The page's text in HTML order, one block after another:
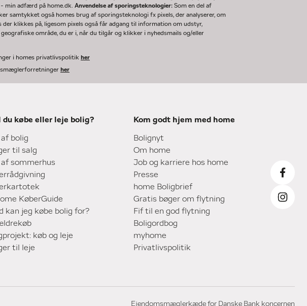
min adfærd på home.dk. Anvendelse af sporingsteknologier:Som en del af
samtykket også homes brug af sporingsteknologi fx pixels, der analyserer, om
der klikkes på, ligesom pixels også får adgang til information om udstyr,
område, du er i, når du tilgår og klikker i nyhedsmails og/eller
i homes privatlivspolitik her
her
du købe eller leje bolig?
af bolig
til salg
af sommerhus
KøberGuide
kan jeg købe bolig for?
køb og leje
til leje
Kom godt hjem med home
Bolignyt
Om home
Job og karriere hos home
Presse
home Boligbrief
Gratis bøger om flytning
Fif til en god flytning
Boligordbog
myhome
Privatlivspolitik
Ejendomsmæglerkæde for Danske Bank koncernen